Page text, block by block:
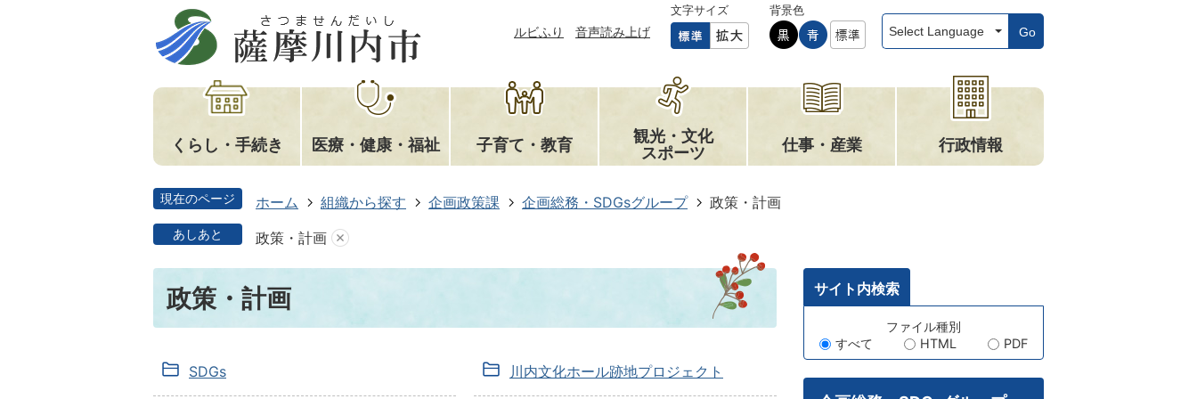
ルビふり 音声読み上げ
文字サイズ
背景色
Go
くらし・手続き 医療・健康・福祉 子育て・教育
観光・文化
スポーツ
仕事・産業 行政情報
現在のページ ホーム 組織から探す 企画政策課 企画総務・SDGsグループ 政策・計画
あしあと 政策・計画
政策・計画
SDGs 川内文化ホール跡地プロジェクト
サイト内検索
ー
ワ
ファイル種別
すべて
HTML PDF